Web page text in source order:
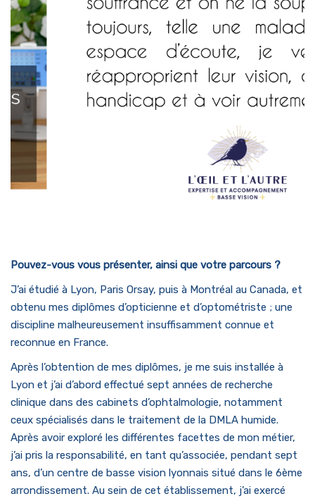
Pouvez-vous vous présenter, ainsi que votre parcours ?
J’ai étudié à Lyon, Paris Orsay, puis à Montréal au Canada, et
obtenu mes diplômes d’opticienne et d’optométriste ; une
discipline malheureusement insuffisamment connue et
reconnue en France.
Après l’obtention de mes diplômes, je me suis installée à
Lyon et j’ai d’abord effectué sept années de recherche
clinique dans des cabinets d’ophtalmologie, notamment
ceux spécialisés dans le traitement de la DMLA humide.
Après avoir exploré les différentes facettes de mon métier,
j’ai pris la responsabilité, en tant qu’associée, pendant sept
ans, d’un centre de basse vision lyonnais situé dans le 6ème
arrondissement. Au sein de cet établissement, j’ai exercé